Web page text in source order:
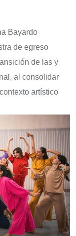
Bayardo
de egreso
de las y
al consolidar
artístico